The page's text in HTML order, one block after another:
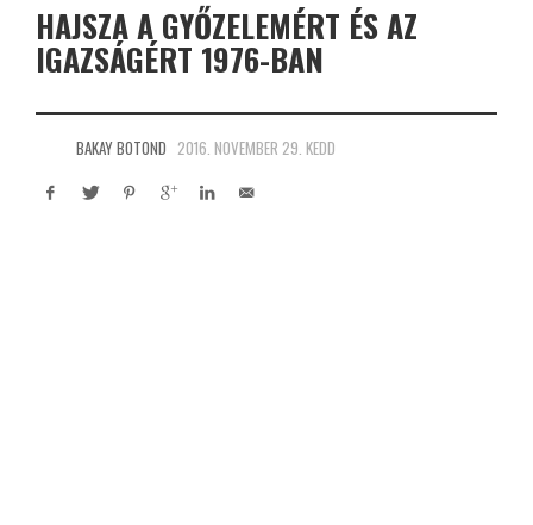
HAJSZA A GYŐZELEMÉRT ÉS AZ
IGAZSÁGÉRT 1976-BAN
BAKAY BOTOND 2016. NOVEMBER 29. KEDD